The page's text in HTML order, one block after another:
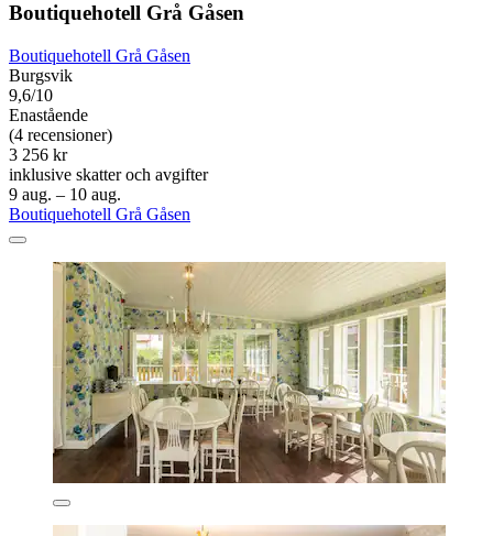
Boutiquehotell Grå Gåsen
Boutiquehotell Grå Gåsen
Burgsvik
9,6/10
Enastående
(4 recensioner)
3 256 kr
inklusive skatter och avgifter
9 aug. – 10 aug.
Boutiquehotell Grå Gåsen